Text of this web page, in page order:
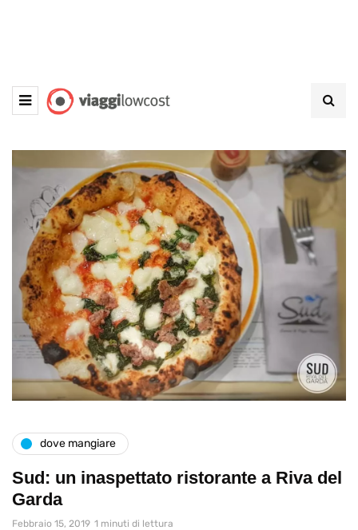
dove mangiare
Sud: un inaspettato ristorante a Riva del
Garda
Febbraio 15, 2019 1 minuti di lettura